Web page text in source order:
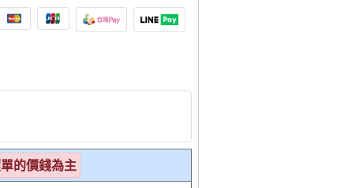
的價錢為主